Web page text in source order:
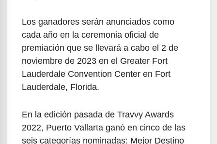
Los ganadores serán anunciados como
cada año en la ceremonia oficial de
premiación que se llevará a cabo el 2 de
noviembre de 2023 en el Greater Fort
Lauderdale Convention Center en Fort
Lauderdale, Florida.
En la edición pasada de Travvy Awards
2022, Puerto Vallarta ganó en cinco de las
seis categorías nominadas: Mejor Destino